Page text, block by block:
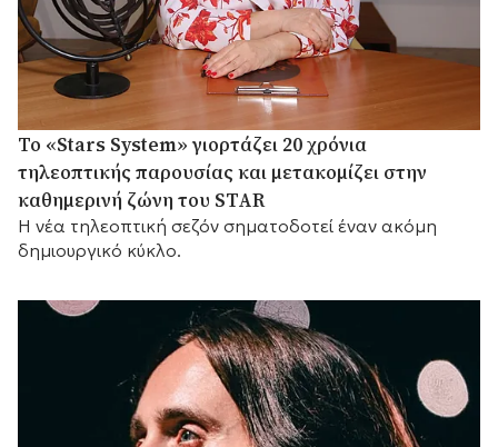
Το «Stars System» γιορτάζει 20 χρόνια
τηλεοπτικής παρουσίας και μετακομίζει στην
καθημερινή ζώνη του STAR
Η νέα τηλεοπτική σεζόν σηματοδοτεί έναν ακόμη
δημιουργικό κύκλο.